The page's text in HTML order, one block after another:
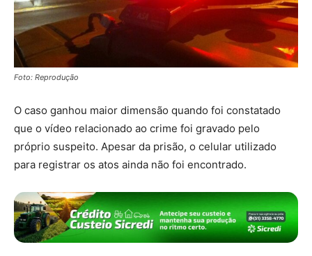
Foto: Reprodução
O caso ganhou maior dimensão quando foi constatado
que o vídeo relacionado ao crime foi gravado pelo
próprio suspeito. Apesar da prisão, o celular utilizado
para registrar os atos ainda não foi encontrado.